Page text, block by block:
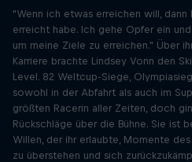
"Wenn ich etwas erreichen will,
erreicht habe. Ich gehe Opfer ein
um meine Ziele zu erreichen." Über
Karriere brachte Lindsey Vonn den
Level. 82 Weltcup-Siege,
sowohl in der Abfahrt als auch im
größten Racerin aller Zeiten, doch
Rückschläge über die Bühne. Sie ist
Willen, der ihr erlaubte, Momente
zu überstehen und sich